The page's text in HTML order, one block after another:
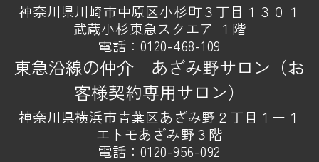
神奈川県川崎市中原区小杉町３丁目１３０１
武蔵小杉東急スクエア １階
電話：0120-468-109
東急沿線の仲介 あざみ野サロン（お
客様契約専用サロン）
神奈川県横浜市青葉区あざみ野２丁目１ー１
エトモあざみ野３階
電話：0120-956-092